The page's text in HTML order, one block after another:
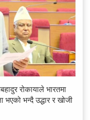
रोकायाले भारतमा
भएको भन्दै उद्धार र खोजी